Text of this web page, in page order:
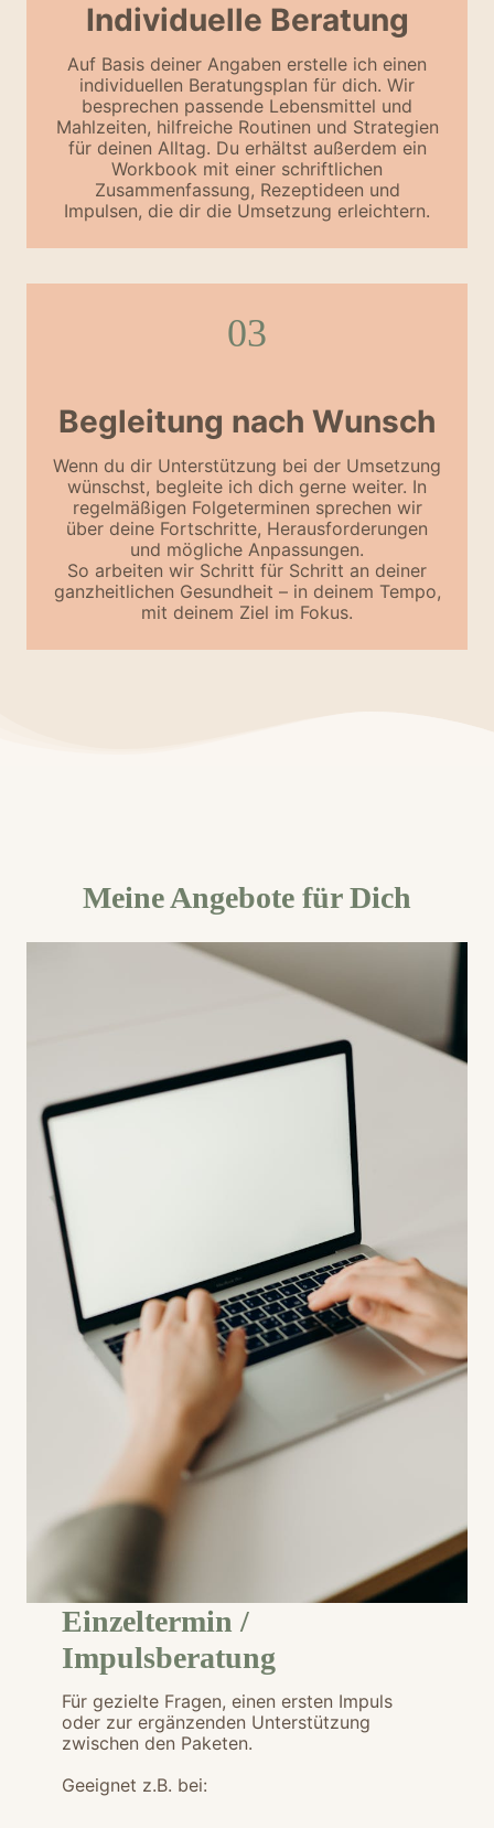
Individuelle Beratung
Auf Basis deiner Angaben erstelle ich einen
individuellen Beratungsplan für dich. Wir
besprechen passende Lebensmittel und
Mahlzeiten, hilfreiche Routinen und Strategien
für deinen Alltag. Du erhältst außerdem ein
Workbook mit einer schriftlichen
Zusammenfassung, Rezeptideen und
Impulsen, die dir die Umsetzung erleichtern.
03
Begleitung nach Wunsch
Wenn du dir Unterstützung bei der Umsetzung
wünschst, begleite ich dich gerne weiter. In
regelmäßigen Folgeterminen sprechen wir
über deine Fortschritte, Herausforderungen
und mögliche Anpassungen.
So arbeiten wir Schritt für Schritt an deiner
ganzheitlichen Gesundheit – in deinem Tempo,
mit deinem Ziel im Fokus.
Meine Angebote für Dich
Einzeltermin /
Impulsberatung
Für gezielte Fragen, einen ersten Impuls
oder zur ergänzenden Unterstützung
zwischen den Paketen.
Geeignet z.B. bei: